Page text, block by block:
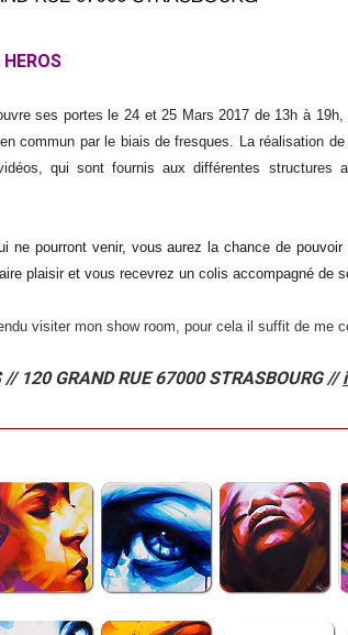
ses portes le 24 et 25 Mars 2017 de 13h à
commun par le biais de fresques. La réalisation
qui sont fournis aux différentes structures
ne pourront venir, vous aurez la chance de
plaisir et vous recevrez un colis accompagné de
visiter mon show room, pour cela il suffit de me
// 120 GRAND RUE 67000 STRASBOURG //